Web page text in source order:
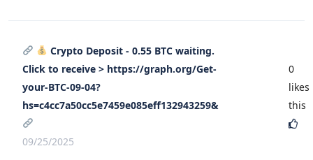
Crypto Deposit - 0.55 BTC waiting.
Click to receive > https://graph.org/Get-
your-BTC-09-04?
hs=c4cc7a50cc5e7459e085eff132943259&
09/25/2025
0
likes
this